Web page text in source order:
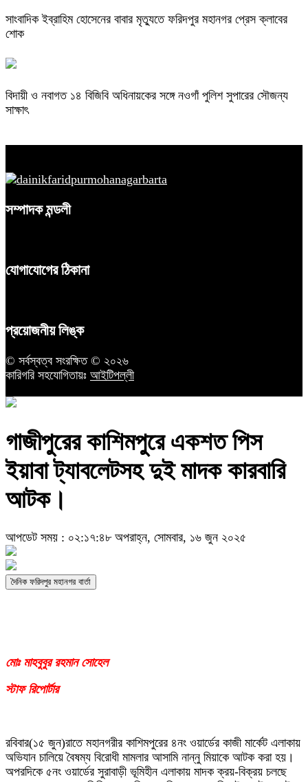
সাংবাদিক ইব্রাহিম হোসেনের বাবার মৃত্যুতে ফরিদপুর মহানগর প্রেস ক্লাবের
শোক
বিদায়ী ও নবাগত ১৪ বিজিবি অধিনায়কের সঙ্গে নওগাঁ পুলিশ সুপারের সৌজন্য
সাক্ষাৎ
সম্পাদক মন্ডলী
যোগাযোগের ঠিকানা
প্রয়োজনীয় লিঙ্ক
© সর্বস্বত্ব সংরক্ষিত © ২০২৬
কারিগরি সহযোগিতায়ঃ আইটিপল্লী
গাজীপুরের কাশিমপুরে একশত পিস
ইয়াবা ট্যাবলেটসহ দুই মাদক কারবারি
আটক।
আপডেট সময় : ০২:১৭:৪৮ অপরাহ্ন, সোমবার, ১৬ জুন ২০২৫
দৈনিক ফরিদপুর মহানগর বার্তা
মোঃ মাহবুবুর রহমান সোহেল
স্টাফ রিপোর্টার
রবিবার(১৫ জুন)রাতে মহানগরীর কাশিমপুরের ৪নং ওয়ার্ডের কাজী মার্কেট এলাকায়
অভিযান চালিয়ে বৈষম্য বিরোধী মামলার আসামি নান্নু মিয়াকে আটক করা হয়।
অপরদিকে ৫নং ওয়ার্ডের সুরাবাড়ী ভূমিহীন এলাকায় মাদক ক্রয়-বিক্রয় চলছে